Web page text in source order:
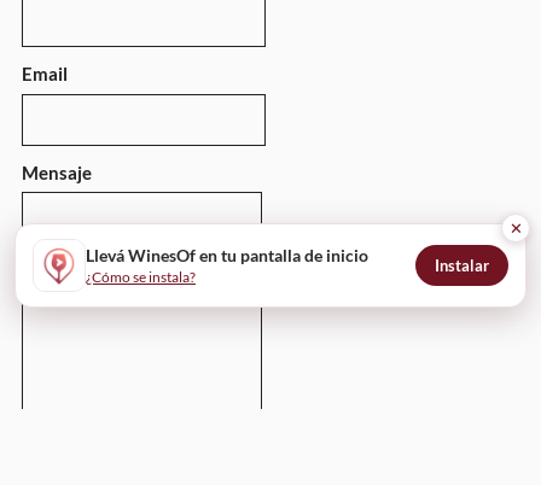
Email
Mensaje
Llevá WinesOf en tu pantalla de inicio
¿Cómo se instala?
Instalar
✕